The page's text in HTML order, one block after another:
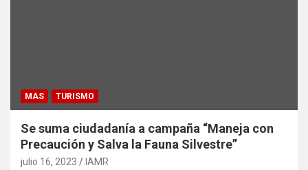
MAS TURISMO
Se suma ciudadanía a campaña “Maneja con
Precaución y Salva la Fauna Silvestre”
julio 16, 2023 IAMR